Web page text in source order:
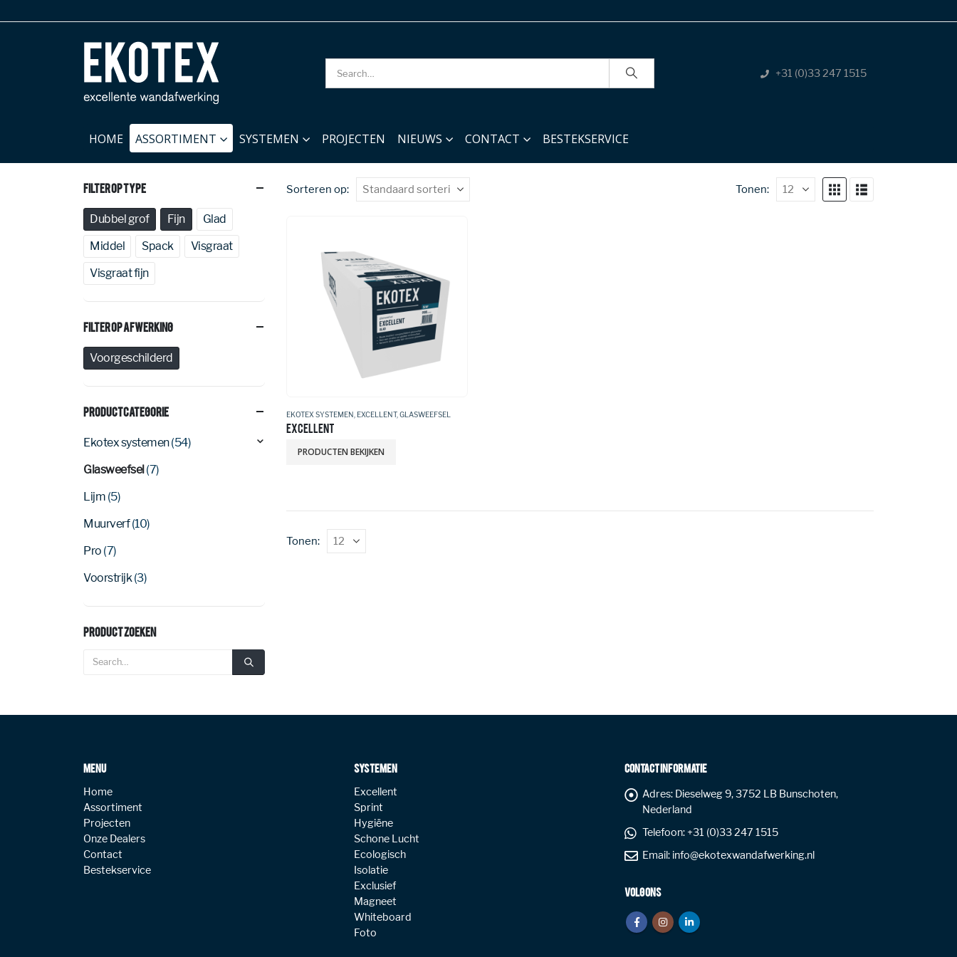
+31 (0)33 247 1515
HOME ASSORTIMENT SYSTEMEN PROJECTEN NIEUWS CONTACT BESTEKSERVICE
Sorteren op: Tonen:
EKOTEX SYSTEMEN EXCELLENT, GLASWEEFSEL
EXCELLENT
PRODUCTEN BEKIJKEN
Tonen:
Filter Op Type
Dubbel grof Fijn
Glad
Middel
Spack
Visgraat
Visgraat fijn
Filter Op Afwerking
Voorgeschilderd
Productcategorie
Ekotex systemen(54)
Glasweefsel(7)
Lijm (5)
Muurverf (10)
Pro (7)
Voorstrijk(3)
Product Zoeken
MENU
Home
Assortiment
Projecten
Onze Dealers
Contact
Bestekservice
SYSTEMEN
Excellent
Sprint
Hygiëne
Schone Lucht
Ecologisch
Isolatie
Exclusief
Magneet
Whiteboard
Foto
CONTACT INFORMATIE
Adres: Dieselweg 9, 3752 LB Bunschoten,
Nederland
Telefoon: +31 (0)33 247 1515
Email: info@ekotexwandafwerking.nl
VOLG ONS